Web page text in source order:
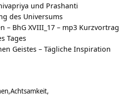
und Prashanti
des Universums
– BhG XVIII_17 – mp3 Kurzvortrag
Tages
Geistes – Tägliche Inspiration
Achtsamkeit